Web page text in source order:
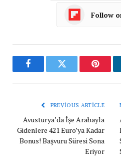
Follow
FacebookTwitter
PREVIOUS ARTICLE
Avusturya’da İşe Arabayla
Gidenlere 421 Euro’ya Kadar
Bonus! Başvuru Süresi Sona
Eriyor